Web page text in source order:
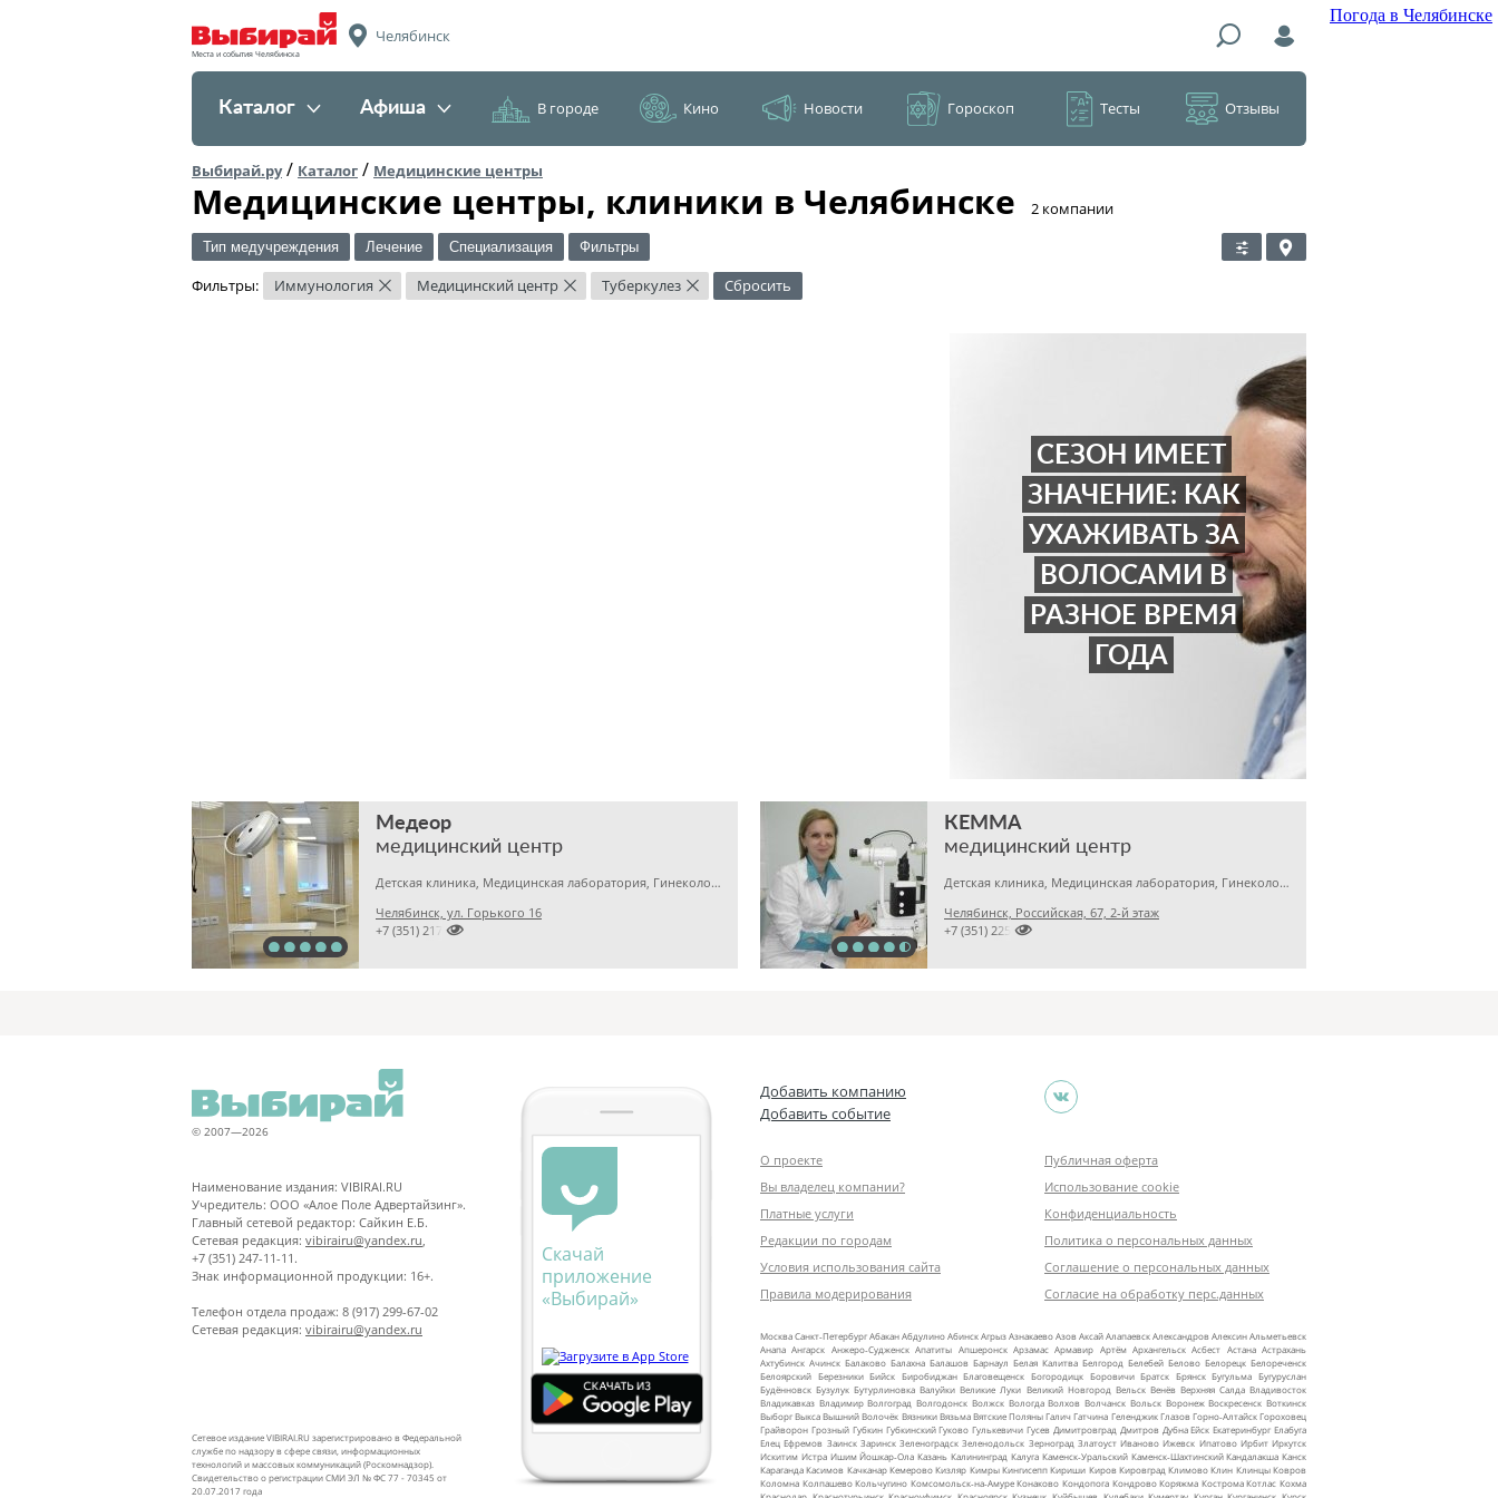
Погода в Челябинске
Места и события Челябинска
Челябинск
Каталог Афиша В городе Кино Новости Гороскоп Тесты Отзывы
Выбирай.ру/ Каталог / Медицинские центры
Медицинские центры, клиники в Челябинске ​2 компании
Тип медучреждения Лечение Специализация Фильтры
Фильтры: Иммунология × Медицинский центр × Туберкулез × Сбросить
СЕЗОН ИМЕЕТ
ЗНАЧЕНИЕ: КАК
УХАЖИВАТЬ ЗА
ВОЛОСАМИ В
РАЗНОЕ ВРЕМЯ
ГОДА
Медеор
медицинский центр
Детская клиника, Медицинская лаборатория, Гинекология
Челябинск, ул. Горького 16

+7 (351) 2172376
КЕММА
медицинский центр
Детская клиника, Медицинская лаборатория, Гинекология
Челябинск, Российская, 67, 2-й этаж

+7 (351) 2256145
© 2007—2026
Наименование издания: VIBIRAI.RU
Учредитель: ООО «Алое Поле Адвертайзинг».
Главный сетевой редактор: Сайкин Е.Б.
Сетевая редакция: vibirairu@yandex.ru
+7 (351) 247-11-11.
Знак информационной продукции: 16+.
Телефон отдела продаж: 8 (917) 299-67-02
Сетевая редакция: vibirairu@yandex.ru
Сетевое издание VIBIRAI.RU зарегистрировано в Федеральной
службе по надзору в сфере связи, информационных
технологий и массовых коммуникаций (Роскомнадзор).
Свидетельство о регистрации СМИ ЭЛ № ФС 77 - 70345 от
20.07.2017 года
Скачай
приложение
«Выбирай»
Добавить компанию
Добавить событие
О проекте
Вы владелец компании?
Платные услуги
Редакции по городам
Условия использования сайта
Правила модерирования
Публичная оферта
Использование cookie
Конфиденциальность
Политика о персональных данных
Соглашение о персональных данных
Согласие на обработку перс.данных
МоскваСанкт‑ПетербургАбаканАбдулиноАбинскАгрызАзнакаевоАзовАксайАлапаевскАлександровАлексинАльметьевск
Анапа Ангарск Анжеро‑Судженск Апатиты Апшеронск Арзамас Армавир Артём Архангельск Асбест Астана Астрахань
Ахтубинск Ачинск Балаково Балахна Балашов Барнаул Белая Калитва Белгород Белебей Белово Белорецк Белореченск
Белоярский Березники Бийск Биробиджан Благовещенск Богородицк Боровичи Братск Брянск Бугульма Бугуруслан
Будённовск Бузулук Бутурлиновка Валуйки Великие Луки Великий Новгород Вельск Венёв Верхняя Салда Владивосток
Владикавказ Владимир Волгоград Волгодонск Волжск Вологда Волхов Волчанск Вольск Воронеж Воскресенск Воткинск
ВыборгВыкса Вышний Волочёк Вязники Вязьма Вятские Поляны Галич Гатчина Геленджик Глазов Горно‑АлтайскГороховец
Грайворон Грозный Губкин Губкинский Гуково Гулькевичи Гусев Димитровград Дмитров Дубна Ейск Екатеринбург Елабуга
Елец Ефремов Заинск Заринск Зеленоградск Зеленодольск Зерноград Златоуст Иваново Ижевск Ипатово Ирбит Иркутск
Искитим Истра Ишим Йошкар‑Ола Казань Калининград Калуга Каменск‑Уральский Каменск‑Шахтинский Кандалакша Канск
Караганда Касимов Качканар Кемерово Кизляр Кимры Кингисепп Кириши Киров Кировград Климово Клин Клинцы Ковров
Коломна Колпашево Кольчугино Комсомольск‑на‑Амуре Конаково Кондопога Кондрово Коряжма Кострома Котлас Кохма